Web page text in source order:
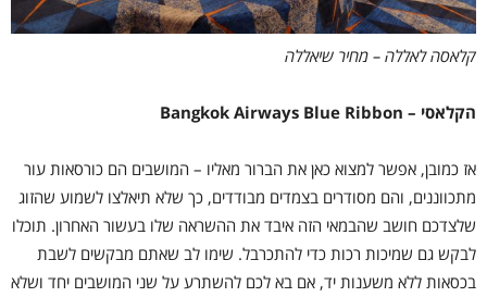
קלאסה לאללה – מחיר שיאללה
הקלאסי – Bangkok Airways Blue Ribbon
אז כמובן, אפשר למצוא כאן את הברור מאליו – המושבים הם כורסאות עור
מתכווננים, והם מסודרים בצמדים מבודדים, כך שלא תיאלצו לשמוע שהזוג
שלצדכם חושב שהבמאי הזה איבד את ההשראה שלו בעשור האחרון. תוכלו
לבקש גם שמיכות רכות כדי להתכרבל. שימו לב שאתם מבקשים לשבת
בכסאות ללא משענות יד, אם בא לכם להשתרע על שני המושבים יחד ושלא